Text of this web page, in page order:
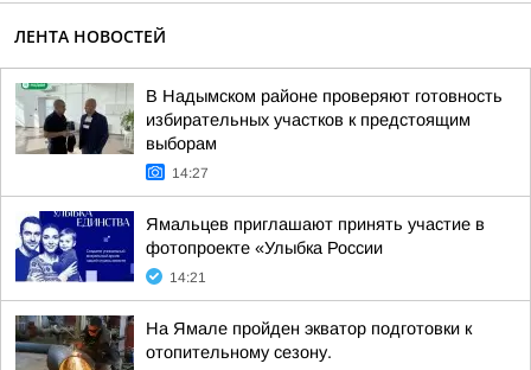
ЛЕНТА НОВОСТЕЙ
В Надымском районе проверяют готовность
избирательных участков к предстоящим
выборам
14:27
Ямальцев приглашают принять участие в
фотопроекте «Улыбка России
14:21
На Ямале пройден экватор подготовки к
отопительному сезону.